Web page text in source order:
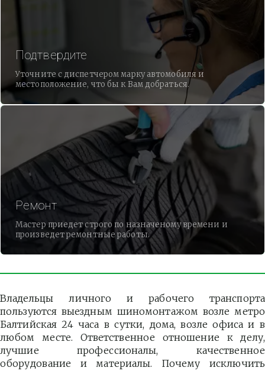
Подтвердите
Уточните с диспетчером марку автомобиля и
местоположение, что бы к Вам добраться.
Ремонт
Мастер приедет строго по назначеному времени и
произведет ремонтные работы.
Владельцы личного и рабочего транспорта
пользуются выездным шиномонтажом возле метро
Балтийская 24 часа в сутки, дома, возле офиса и в
любом месте. Ответственное отношение к делу,
лучшие профессионалы, качественное
оборудование и материалы. Почему исключить